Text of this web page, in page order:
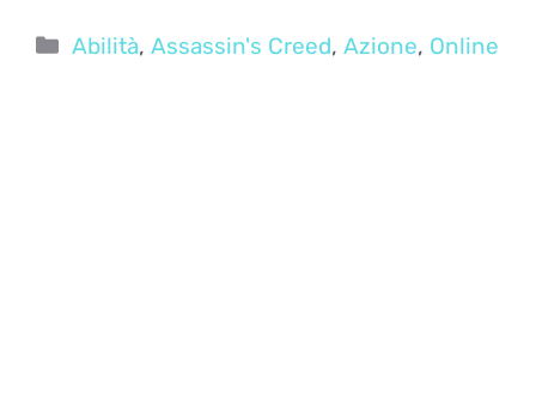
Categorie
Abilità,Assassin's Creed,Azione, Online